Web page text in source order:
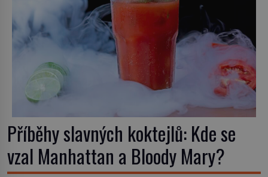
Příběhy slavných koktejlů: Kde se
vzal Manhattan a Bloody Mary?